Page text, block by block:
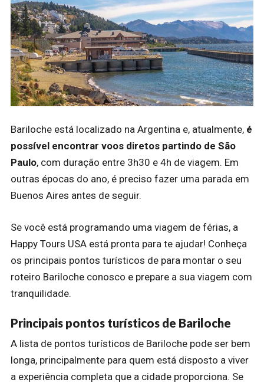
Bariloche está localizado na Argentina e, atualmente, é
possível encontrar voos diretos partindo de São
Paulo, com duração entre 3h30 e 4h de viagem. Em
outras épocas do ano, é preciso fazer uma parada em
Buenos Aires antes de seguir.
Se você está programando uma viagem de férias, a
Happy Tours USA está pronta para te ajudar! Conheça
os principais pontos turísticos de para montar o seu
roteiro Bariloche conosco e prepare a sua viagem com
tranquilidade.
Principais pontos turísticos de Bariloche
A lista de pontos turísticos de Bariloche pode ser bem
longa, principalmente para quem está disposto a viver
a experiência completa que a cidade proporciona. Se